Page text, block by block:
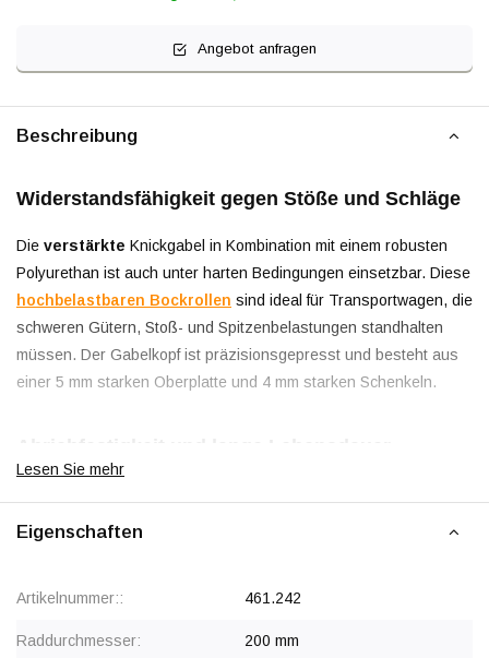
Angebot anfragen
Beschreibung
Widerstandsfähigkeit gegen Stöße und Schläge
Die verstärkte Knickgabel in Kombination mit einem robusten
Polyurethan ist auch unter harten Bedingungen einsetzbar. Diese
hochbelastbaren Bockrollen sind ideal für Transportwagen, die
schweren Gütern, Stoß- und Spitzenbelastungen standhalten
müssen. Der Gabelkopf ist präzisionsgepresst und besteht aus
einer 5 mm starken Oberplatte und 4 mm starken Schenkeln.
rauen Oberflächen nur minimalen Verschleiß verursacht.
Lesen Sie mehr
Eigenschaften
Artikelnummer:: 461.242
Raddurchmesser: 200 mm